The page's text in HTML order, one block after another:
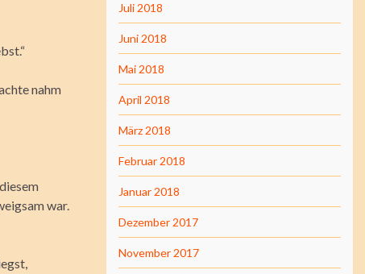
nahm
war.
Juli 2018
Juni 2018
Mai 2018
April 2018
März 2018
Februar 2018
Januar 2018
Dezember 2017
November 2017